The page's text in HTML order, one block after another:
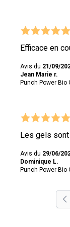
Efficace en
Avis du 21/09/
Jean Marie r.
Punch Power Bio
Les gels
Avis du 29/06/
Dominique L.
Punch Power Bio